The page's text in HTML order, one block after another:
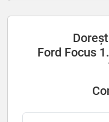
Ford Focus